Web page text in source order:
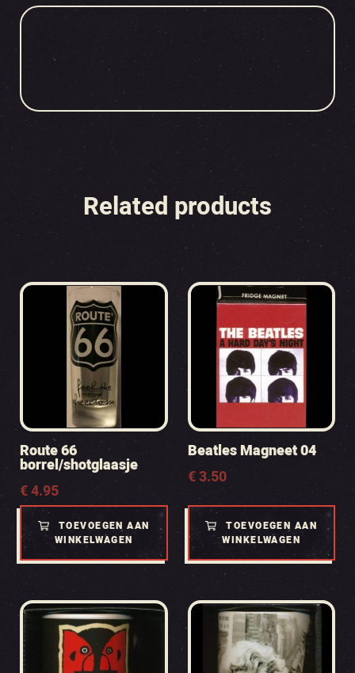
Related products
Route 66
borrel/shotglaasje
€4.95
TOEVOEGEN AAN
WINKELWAGEN
Beatles Magneet 04
€3.50
TOEVOEGEN AAN
WINKELWAGEN